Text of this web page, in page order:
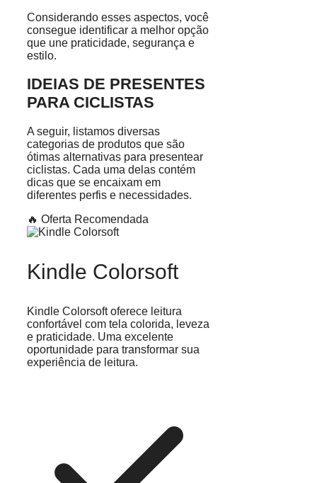
Considerando esses aspectos, você
consegue identificar a melhor opção
que une praticidade, segurança e
estilo.
IDEIAS DE PRESENTES
PARA CICLISTAS
A seguir, listamos diversas
categorias de produtos que são
ótimas alternativas para presentear
ciclistas. Cada uma delas contém
dicas que se encaixam em
diferentes perfis e necessidades.
🔥 Oferta Recomendada
Kindle Colorsoft
Kindle Colorsoft oferece leitura
confortável com tela colorida, leveza
e praticidade. Uma excelente
oportunidade para transformar sua
experiência de leitura.